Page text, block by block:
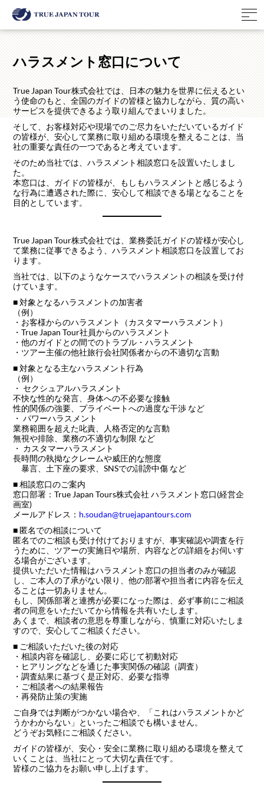
ハラスメント窓口について
True Japan Tour株式会社では、日本の魅力を世界に伝えるとい
う使命のもと、全国のガイドの皆様と協力しながら、質の高い
サービスを提供できるよう取り組んでまいりました。
そして、お客様対応や現場でのご尽力をいただいているガイド
の皆様が、安心して業務に取り組める環境を整えることは、当
社の重要な責任の一つであると考えています。
そのため当社では、ハラスメント相談窓口を設置いたしまし
た。
本窓口は、ガイドの皆様が、もしもハラスメントと感じるよう
な行為に遭遇された際に、安心して相談できる場となることを
目的としています。
True Japan Tour株式会社では、業務委託ガイドの皆様が安心し
て業務に従事できるよう、ハラスメント相談窓口を設置してお
ります。
当社では、以下のようなケースでハラスメントの相談を受け付
けています。
■ 対象となるハラスメントの加害者
（例）
・お客様からのハラスメント（カスタマーハラスメント）
・True Japan Tour社員からのハラスメント
・他のガイドとの間でのトラブル・ハラスメント
・ツアー主催の他社旅行会社関係者からの不適切な言動
■ 対象となる主なハラスメント行為
（例）
・ セクシュアルハラスメント
不快な性的な発言、身体への不必要な接触
性的関係の強要、プライベートへの過度な干渉 など
・ パワーハラスメント
業務範囲を超えた叱責、人格否定的な言動
無視や排除、業務の不適切な制限 など
・ カスタマーハラスメント
長時間の執拗なクレームや威圧的な態度
暴言、土下座の要求、SNSでの誹謗中傷 など
■ 相談窓口のご案内
窓口部署：True Japan Tours株式会社 ハラスメント窓口(経営企
画室)
メールアドレス： h.soudan@truejapantours.com
■ 匿名での相談について
匿名でのご相談も受け付けておりますが、事実確認や調査を行
うために、ツアーの実施日や場所、内容などの詳細をお伺いす
る場合がございます。
提供いただいた情報はハラスメント窓口の担当者のみが確認
し、ご本人の了承がない限り、他の部署や担当者に内容を伝え
ることは一切ありません。
もし、関係部署と連携が必要になった際は、必ず事前にご相談
者の同意をいただいてから情報を共有いたします。
あくまで、相談者の意思を尊重しながら、慎重に対応いたしま
すので、安心してご相談ください。
■ ご相談いただいた後の対応
・相談内容を確認し、必要に応じて初動対応
・ヒアリングなどを通じた事実関係の確認（調査）
・調査結果に基づく是正対応、必要な指導
・ご相談者への結果報告
・再発防止策の実施
ご自身では判断がつかない場合や、「これはハラスメントかど
うかわからない」といったご相談でも構いません。
どうぞお気軽にご相談ください。
ガイドの皆様が、安心・安全に業務に取り組める環境を整えて
いくことは、当社にとって大切な責任です。
皆様のご協力をお願い申し上げます。